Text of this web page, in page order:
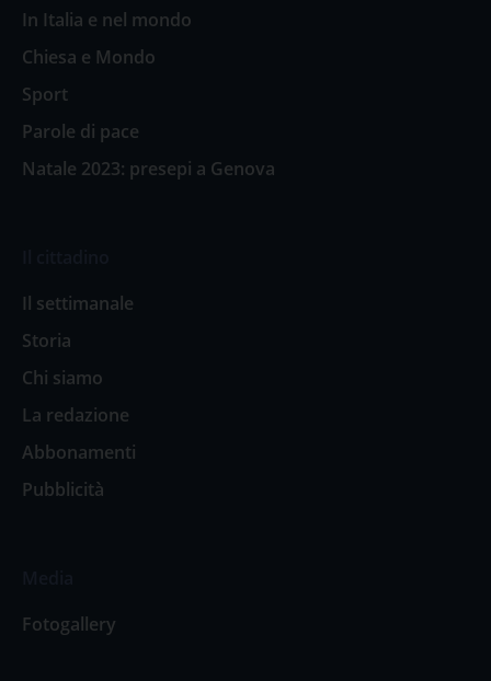
In Italia e nel mondo
Chiesa e Mondo
Sport
Parole di pace
Natale 2023: presepi a Genova
Il settimanale
Storia
Chi siamo
La redazione
Abbonamenti
Pubblicità
Fotogallery